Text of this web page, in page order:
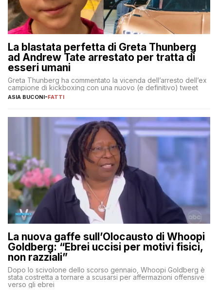
La blastata perfetta di Greta Thunberg
ad Andrew Tate arrestato per tratta di
esseri umani
Greta Thunberg ha commentato la vicenda dell’arresto dell’ex
campione di kickboxing con una nuovo (e definitivo) tweet
ASIA BUCONI-FATTI
La nuova gaffe sull’Olocausto di Whoopi
Goldberg: “Ebrei uccisi per motivi fisici,
non razziali”
Dopo lo scivolone dello scorso gennaio, Whoopi Goldberg è
stata costretta a tornare a scusarsi per affermazioni offensive
verso gli ebrei